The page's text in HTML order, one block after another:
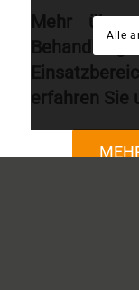
Mehr über
erfahren Sie
Alle